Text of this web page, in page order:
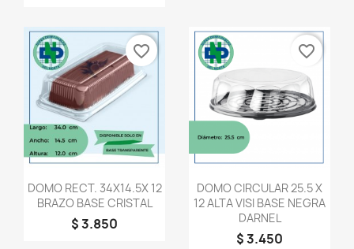
Vista rápida
DOMO RECT. 34X14.5X 12
BRAZO BASE CRISTAL
$ 3.850
favorite_border
Vista rápida
DOMO CIRCULAR 25.5 X
12 ALTA VISI BASE NEGRA
DARNEL
$ 3.450
favorite_border